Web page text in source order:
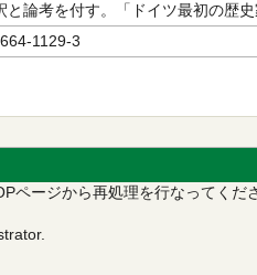
と論考を付す。「ドイツ最初の歴
1129-3
ページから再処理を行なってくだ